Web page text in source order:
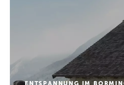
ENTSPANNUNG IM